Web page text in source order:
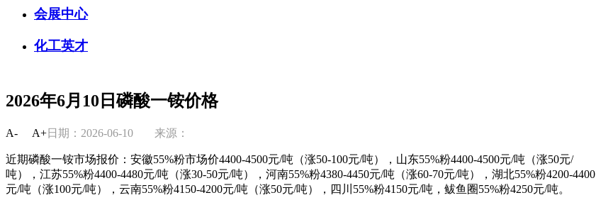
会展中心
化工英才
2026年6月10日磷酸一铵价格
A- A+日期：2026-06-10 来源：
近期磷酸一铵市场报价：安徽55%粉市场价4400-4500元/吨（涨50-100元/吨），山东55%粉4400-4500元/吨（涨50元/
吨），江苏55%粉4400-4480元/吨（涨30-50元/吨），河南55%粉4380-4450元/吨（涨60-70元/吨），湖北55%粉4200-4400
元/吨（涨100元/吨），云南55%粉4150-4200元/吨（涨50元/吨），四川55%粉4150元/吨，鲅鱼圈55%粉4250元/吨。